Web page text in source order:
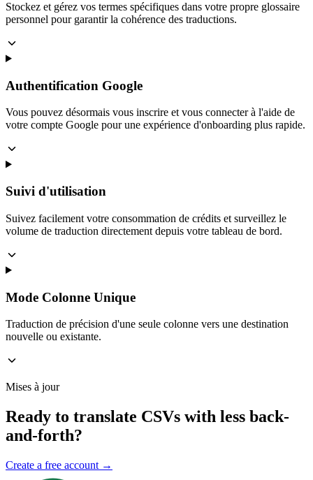
Stockez et gérez vos termes spécifiques dans votre propre glossaire
personnel pour garantir la cohérence des traductions.
Authentification Google
Vous pouvez désormais vous inscrire et vous connecter à l'aide de
votre compte Google pour une expérience d'onboarding plus rapide.
Suivi d'utilisation
Suivez facilement votre consommation de crédits et surveillez le
volume de traduction directement depuis votre tableau de bord.
Mode Colonne Unique
Traduction de précision d'une seule colonne vers une destination
nouvelle ou existante.
Mises à jour
Ready to translate CSVs with less back-
and-forth?
Create a free account →